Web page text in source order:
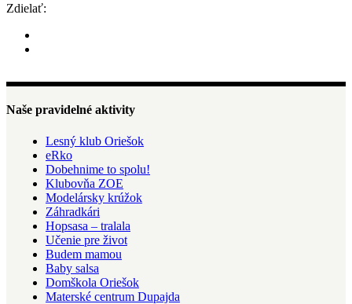
Zdielať:
Naše pravidelné aktivity
Lesný klub Oriešok
eRko
Dobehnime to spolu!
Klubovňa ZOE
Modelársky krúžok
Záhradkári
Hopsasa – tralala
Učenie pre život
Budem mamou
Baby salsa
Domškola Oriešok
Materské centrum Dupajda